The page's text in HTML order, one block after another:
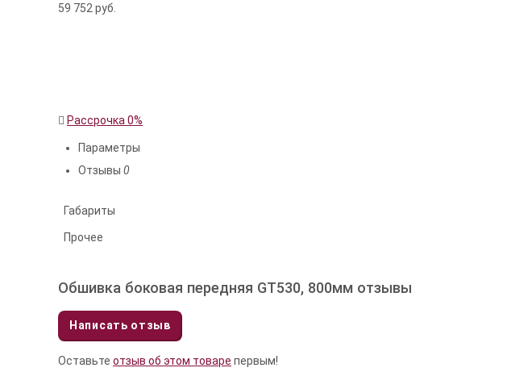
59 752 руб.
Рассрочка 0%
Параметры
Отзывы 0
Габариты
Прочее
Обшивка боковая передняя GT530, 800мм отзывы
Написать отзыв
Оставьте отзыв об этом товаре первым!